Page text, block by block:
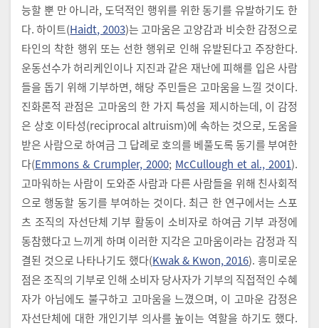
능할 뿐 만 아니라, 도덕적인 행위를 위한 동기를 유발하기도 한
다. 하이트(Haidt, 2003)는 고마움은 고양감과 비슷한 감정으로
타인의 착한 행위 또는 선한 행위로 인해 유발된다고 주장한다.
운동선수가 허리케인이나 지진과 같은 재난에 피해를 입은 사람
들을 돕기 위해 기부하면, 해당 주민들은 고마움을 느낄 것이다.
진화론적 관점은 고마움의 한 가지 특성을 제시하는데, 이 감정
은 상호 이타성(reciprocal altruism)에 속하는 것으로, 도움을
받은 사람으로 하여금 그 답례로 호의를 베풀도록 동기를 부여한
다(Emmons & Crumpler, 2000; McCullough et al., 2001).
고마워하는 사람이 도와준 사람과 다른 사람들을 위해 친사회적
으로 행동할 동기를 부여하는 것이다. 최근 한 연구에서는 스포
츠 조직의 자선단체 기부 활동이 소비자로 하여금 기부 과정에
동참했다고 느끼게 하며 이러한 지각은 고마움이라는 감정과 직
결된 것으로 나타나기도 했다(Kwak & Kwon, 2016). 흥미로운
점은 조직의 기부로 인해 소비자 당사자가 기부의 직접적인 수혜
자가 아님에도 불구하고 고마움을 느꼈으며, 이 고마운 감정은
자선단체에 대한 개인기부 의사를 높이는 역할을 하기도 했다.